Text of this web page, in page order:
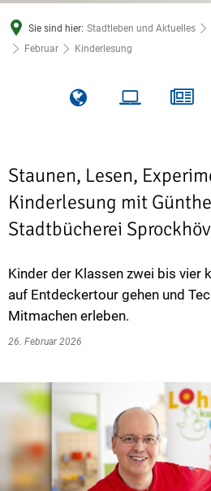
Sie sind hier: Stadtleben und Aktuelles
Februar
Kinderlesung
Staunen, Lesen,
Kinderlesung mit
Stadtbücherei
Kinder der Klassen zwei bis vier
auf Entdeckertour gehen und
Mitmachen erleben.
26. Februar 2026